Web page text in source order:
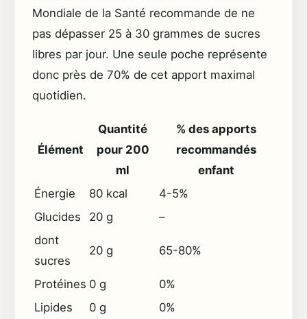
Mondiale de la Santé recommande de ne
pas dépasser 25 à 30 grammes de sucres
libres par jour. Une seule poche représente
donc près de 70% de cet apport maximal
quotidien.
Élément
Quantité
pour 200
ml
% des apports
recommandés
enfant
Énergie
80 kcal
4-5%
Glucides
20 g
–
dont
sucres
20 g 65-80%
Protéines 0 g
0%
Lipides
0 g 0%